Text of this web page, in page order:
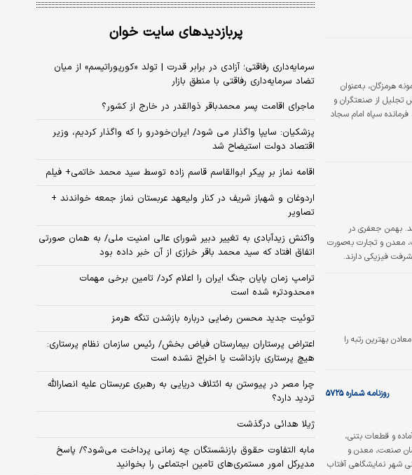
هرمزگان، به‌عنوان
تجلیل از صنعتگران و
سپاه امام سجاد
هستند. بهمن جعفری در
معدن و تجارت به‌‌‌صورت
بهترین رتبه را
روزنامه شماره ۵۷۲۵
و قطعات بتنی،
صنعت، معدن و
شهر نمایشگاهی آفتاب
پربازدیدهای سایت خوان
سرمایه‌داری رفاقتی؛ آزادی در برابر قدرت | تولد «کورپوراتیسم» از میان
تضاد سرمایه‌داری رفاقتی با منطق بازار
ماجرای اقامت پسر محمدباقر ذوالقدر در خارج از کشور؟
پزشکیان: سایپا واگذار می شود/ ایران‌خودرو را که واگذار کردیم، وزیر
اقتصاد دولت استیضاح شد
اقامه نماز بر پیکر ابوالقاسم قاسم زاده توسط سید محمد خاتمی+ فیلم
اردوغان و شهباز شریف در کنار ولیعهد عربستان نماز جمعه خواندند +
تصاویر
واکنش زیدآبادی به تغییر دبیر شورای عالی امنیت ملی/ به همان صورتی
اتفاق افتاد که سید محمد باقر خرازی از آن خبر داده بود
ترامپ زمان پایان جنگ ایران را اعلام کرد/ تامین برخی مهمات
«محدودتر» شده است
توئیت جدید محسن رضایی درباره بازشدن تنگه هرمز
اعتراض پرستاران بیمارستان فیاض بخش/ رئیس سازمان نظام پرستاری:
هیچ پرستاری بازداشت یا اخراج نشده است
چرا مصر در پیوستن به ائتلاف دریایی به رهبری عربستان علیه انصارالله
تردید دارد؟
ژیلا هدائی درگذشت
مابه التفاوت حقوق بازنشستگان چه زمانی پرداخت می‌شود؟/ پاسخ
مدیرکل امور مستمری‌های تامین اجتماعی را بخوانید